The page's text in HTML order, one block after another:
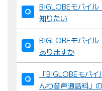
び
替
え
：
BIGLOBEモバイ
知りたい
BIGLOBEモバイ
ありますか
「BIGLOBEモバ
んわ音声通話料」